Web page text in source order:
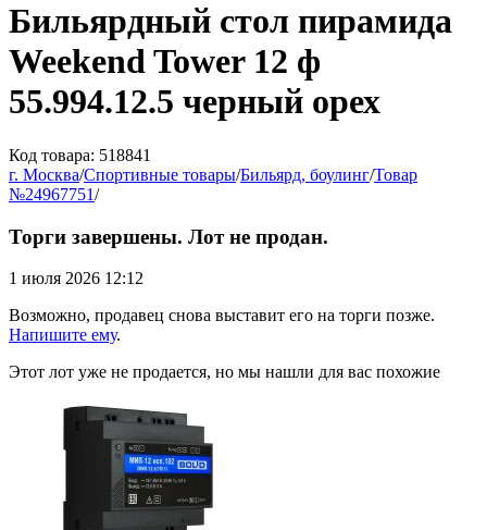
Бильярдный стол пирамида
Weekend Tower 12 ф
55.994.12.5 черный орех
Код товара: 518841
г. Москва/Спортивные товары/Бильярд, боулинг/Товар
№24967751/
Торги завершены. Лот не продан.
1 июля 2026 12:12
Возможно, продавец снова выставит его на торги позже.
Напишите ему.
Этот лот уже не продается, но мы нашли для вас похожие